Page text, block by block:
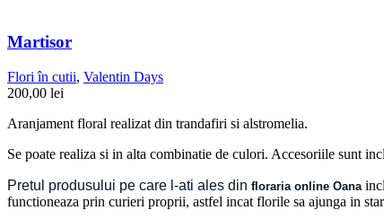
Martisor
Flori în cutii, Valentin Days
200,00 lei
Aranjament floral realizat din trandafiri si alstromelia.
Se poate realiza si in alta combinatie de culori. Accesoriile sunt
Pretul produsului pe care l-ati ales din floraria online Oana
functioneaza prin curieri proprii, astfel incat florile sa ajunga in